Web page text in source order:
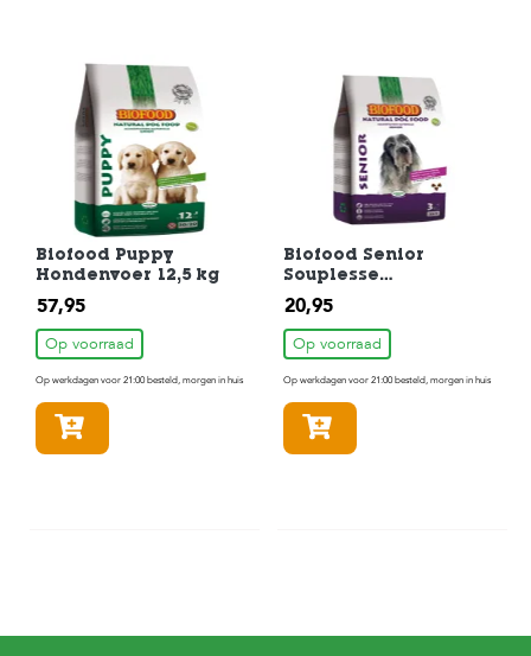
Biofood Puppy
Hondenvoer 12,5 kg
57,95
Op voorraad
Op werkdagen voor 21:00 besteld, morgen in huis
Biofood Senior
Souplesse
Hondenvoer 3 kg
20,95
Op voorraad
Op werkdagen voor 21:00 besteld, morgen in huis